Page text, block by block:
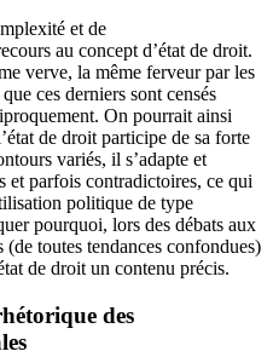
et de
au concept d’état de droit.
verve, la même ferveur par les
ces derniers sont censés
On pourrait ainsi
de droit participe de sa forte
variés, il s’adapte et
et parfois contradictoires, ce qui
politique de type
pourquoi, lors des débats aux
toutes tendances confondues)
de droit un contenu précis.
des